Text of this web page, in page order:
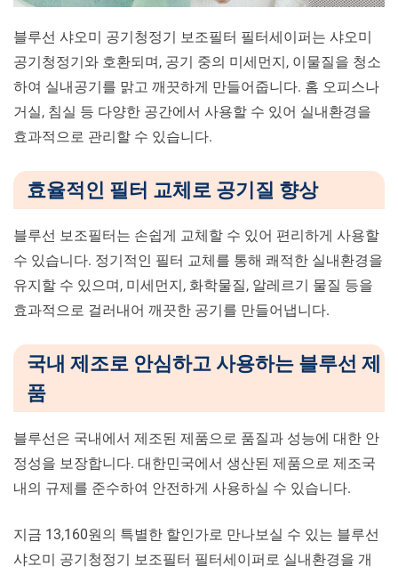
블루선 샤오미 공기청정기 보조필터 필터세이퍼는 샤오미
공기청정기와 호환되며, 공기 중의 미세먼지, 이물질을 청소
하여 실내공기를 맑고 깨끗하게 만들어줍니다. 홈 오피스나
거실, 침실 등 다양한 공간에서 사용할 수 있어 실내환경을
효과적으로 관리할 수 있습니다.
효율적인 필터 교체로 공기질 향상
블루선 보조필터는 손쉽게 교체할 수 있어 편리하게 사용할
수 있습니다. 정기적인 필터 교체를 통해 쾌적한 실내환경을
유지할 수 있으며, 미세먼지, 화학물질, 알레르기 물질 등을
효과적으로 걸러내어 깨끗한 공기를 만들어냅니다.
국내 제조로 안심하고 사용하는 블루선 제
품
블루선은 국내에서 제조된 제품으로 품질과 성능에 대한 안
정성을 보장합니다. 대한민국에서 생산된 제품으로 제조국
내의 규제를 준수하여 안전하게 사용하실 수 있습니다.
지금 13,160원의 특별한 할인가로 만나보실 수 있는 블루선
샤오미 공기청정기 보조필터 필터세이퍼로 실내환경을 개